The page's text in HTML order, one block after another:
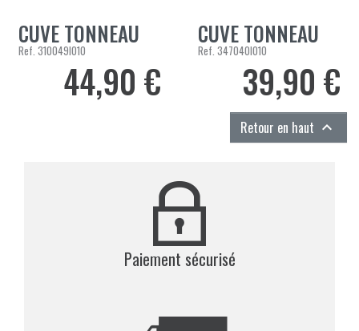
CUVE TONNEAU
Ref. 310049I010
Prix
44,90 €
CUVE TONNEAU
Ref. 347040I010
Prix
39,90 €
Retour en haut 
Paiement sécurisé